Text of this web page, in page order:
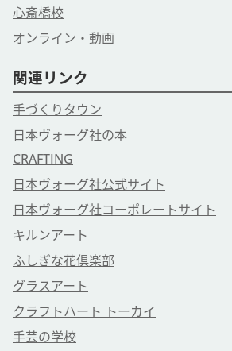
心斎橋校
オンライン・動画
関連リンク
手づくりタウン
日本ヴォーグ社の本
CRAFTING
日本ヴォーグ社公式サイト
日本ヴォーグ社コーポレートサイト
キルンアート
ふしぎな花倶楽部
グラスアート
クラフトハート トーカイ
手芸の学校